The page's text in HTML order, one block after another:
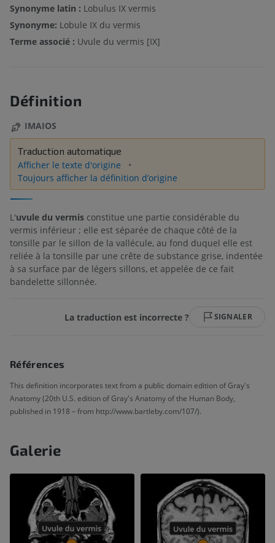
Synonyme latin : Lobulus IX vermis
Synonyme: Lobule IX du vermis
Terme associé : Uvule du vermis [IX]
Définition
IMAIOS
Traduction automatique
Afficher le texte d'origine
Toujours afficher la définition d’origine
L'uvule du vermis constitue une partie considérable du
vermis inférieur ; elle est séparée de chaque côté de la
tonsille par le sillon de la vallécule, au fond duquel elle est
reliée à la tonsille par une crête de substance grise, indentée
à sa surface par de légers sillons, et appelée de ce fait
bandelette sillonnée.
La traduction est incorrecte ? SIGNALER
Références
This definition incorporates text from a public domain edition of Gray's
Anatomy (20th U.S. edition of Gray's Anatomy of the Human Body,
published in 1918 – from http://www.bartleby.com/107/).
Galerie